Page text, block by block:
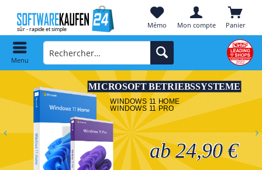
Panier
Mémo Mon compte
Menu
MICROSOFT BETRIEBSSYSTEME
WINDOWS 11 HOME
WINDOWS 11 PRO
ab 24,90 €